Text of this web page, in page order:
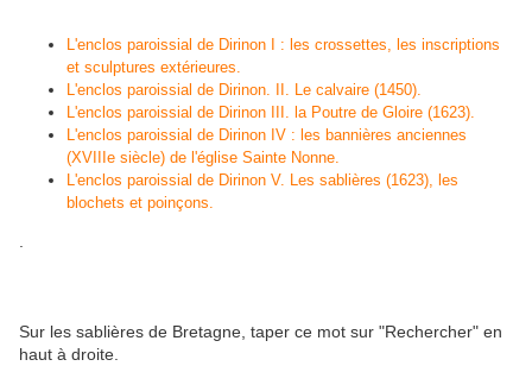
L'enclos paroissial de Dirinon I : les crossettes, les inscriptions
et sculptures extérieures.
L'enclos paroissial de Dirinon. II. Le calvaire (1450).
L'enclos paroissial de Dirinon III. la Poutre de Gloire (1623).
L'enclos paroissial de Dirinon IV : les bannières anciennes
(XVIIIe siècle) de l'église Sainte Nonne.
L'enclos paroissial de Dirinon V. Les sablières (1623), les
blochets et poinçons.
Sur les sablières de Bretagne, taper ce mot sur "Rechercher" en
haut à droite.